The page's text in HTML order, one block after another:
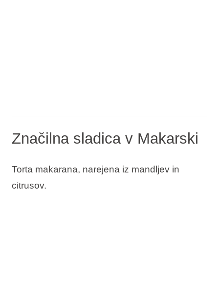
Značilna sladica v Makarski
Torta makarana, narejena iz mandljev in
citrusov.